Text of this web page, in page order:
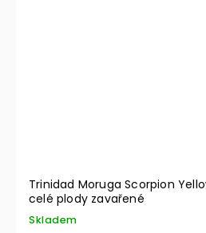
Trinidad Moruga Scorpion
celé plody zavařené
Skladem